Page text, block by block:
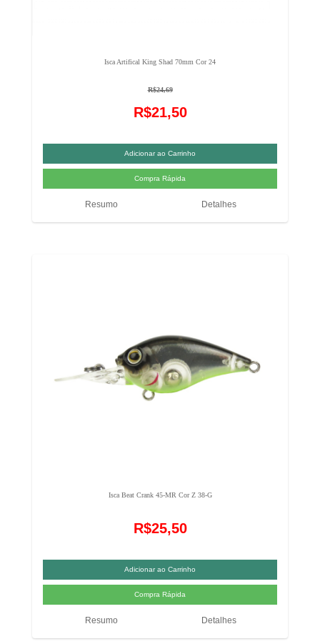
Isca Artifical King Shad 70mm Cor 24
R$24,69
R$21,50
Resumo Detalhes
Isca Beat Crank 45-MR Cor Z 38-G
R$25,50
Resumo Detalhes